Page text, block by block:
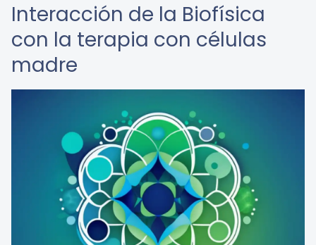
Interacción de la Biofísica
con la terapia con células
madre